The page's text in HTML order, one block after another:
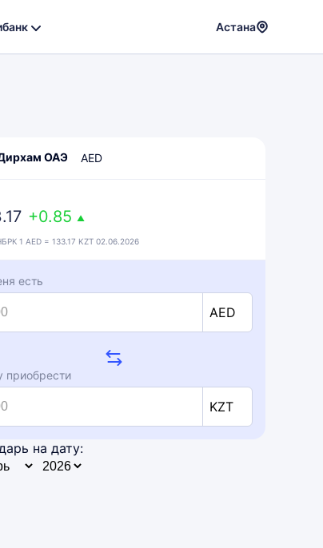
Астана
ОАЭ AED
+0.85 ▲
1 AED = 133.17 KZT 02.06.2026
есть
AED
приобрести
KZT
на дату: